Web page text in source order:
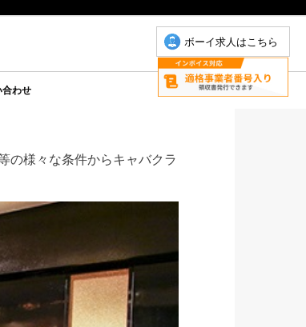
ボーイ求人はこちら
合わせ
の様々な条件からキャバクラ